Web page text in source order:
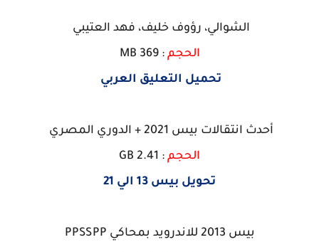
الشوالي، رؤوف خليف، فهد العتيبي
الحجم : 369 MB
تحميل التعليق العربي
أحدث انتقالات بيس 2021 + الدوري المصري
الحجم : 2.41 GB
تحويل بيس 13 الي 21
بيس 2013 للاندرويد بمحاكي PPSSPP